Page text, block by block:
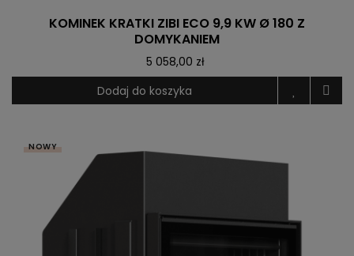
KOMINEK KRATKI ZIBI ECO 9,9 KW Ø 180 Z
DOMYKANIEM
5 058,00 zł
Dodaj do koszyka
NOWY